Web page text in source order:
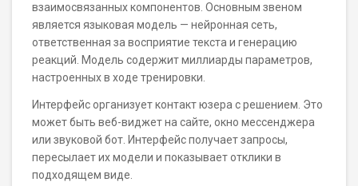
взаимосвязанных компонентов. Основным звеном
является языковая модель — нейронная сеть,
ответственная за восприятие текста и генерацию
реакций. Модель содержит миллиарды параметров,
настроенных в ходе тренировки.
Интерфейс организует контакт юзера с решением. Это
может быть веб-виджет на сайте, окно мессенджера
или звуковой бот. Интерфейс получает запросы,
пересылает их модели и показывает отклики в
подходящем виде.